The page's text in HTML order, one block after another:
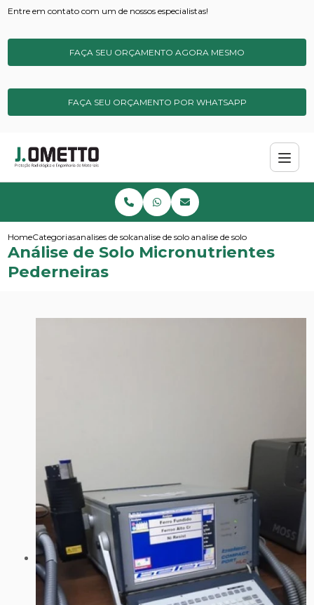
Entre em contato com um de nossos especialistas!
FAÇA SEU ORÇAMENTO AGORA MESMO
FAÇA SEU ORÇAMENTO POR WHATSAPP
HomeCategoriasanalises de solos e sedimentosanalise de solo para metais pesados
analise de solo
Análise de Solo Micronutrientes
Pederneiras